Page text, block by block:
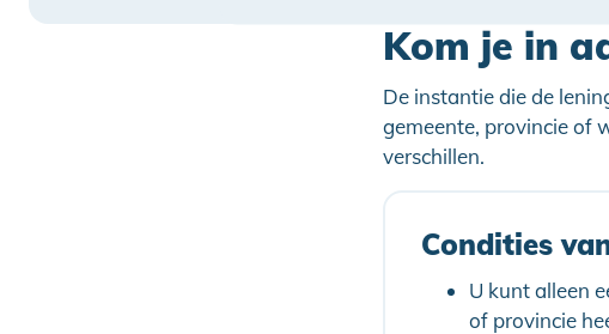
Kom je in
De instantie die de
gemeente, provincie of
verschillen.
Condities
U kunt alleen
of provincie